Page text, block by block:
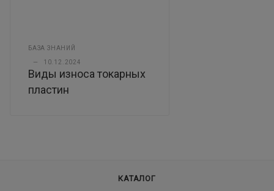
БАЗА ЗНАНИЙ
— 10.12.2024
Виды износа токарных
пластин
КАТАЛОГ